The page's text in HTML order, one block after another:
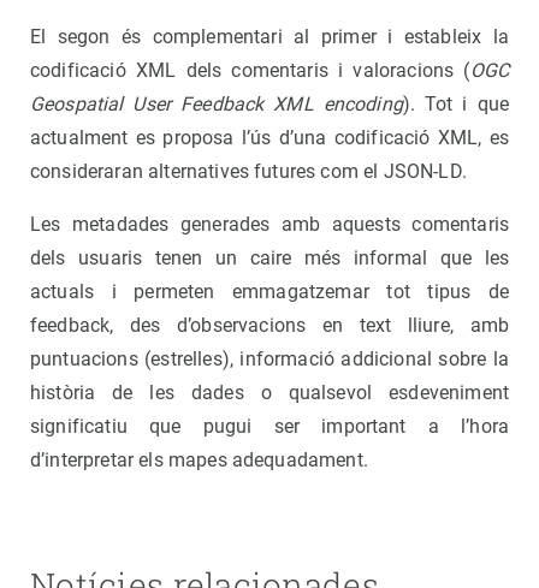
El segon és complementari al primer i estableix la
codificació XML dels comentaris i valoracions (OGC
Geospatial User Feedback XML encoding). Tot i que
actualment es proposa l’ús d’una codificació XML, es
consideraran alternatives futures com el JSON-LD.
Les metadades generades amb aquests comentaris
dels usuaris tenen un caire més informal que les
actuals i permeten emmagatzemar tot tipus de
feedback, des d’observacions en text lliure, amb
puntuacions (estrelles), informació addicional sobre la
història de les dades o qualsevol esdeveniment
significatiu que pugui ser important a l’hora
d’interpretar els mapes adequadament.